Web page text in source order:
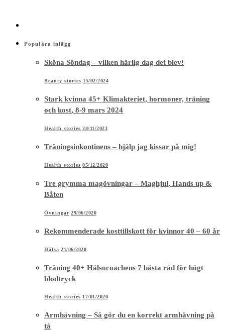
Populära inlägg
Sköna Söndag – vilken härlig dag det blev!
Beauty stories 15/02/2024
Stark kvinna 45+ Klimakteriet, hormoner, träning
och kost, 8-9 mars 2024
Health stories 28/11/2023
Träningsinkontinens – hjälp jag kissar på mig!
Health stories 05/12/2020
Tre grymma magövningar – Maghjul, Hands up &
Båten
Övningar 29/06/2020
Rekommenderade kosttillskott för kvinnor 40 – 60 år
Hälsa 21/06/2020
Träning 40+ Hälsocoachens 7 bästa råd för högt
blodtryck
Health stories 17/01/2020
Armhävning – Så gör du en korrekt armhävning på
tå